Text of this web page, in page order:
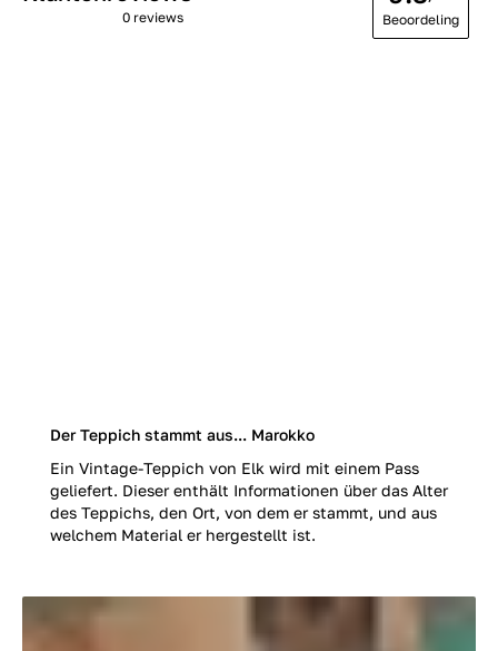
Der Teppich stammt aus... Marokko
Ein Vintage-Teppich von Elk wird mit einem Pass
geliefert. Dieser enthält Informationen über das Alter
des Teppichs, den Ort, von dem er stammt, und aus
welchem Material er hergestellt ist.
0 reviews Beoordeling